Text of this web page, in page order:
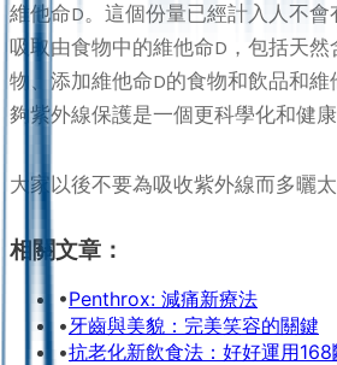
維他命D。這個份量已經計入人不會
吸取由食物中的維他命D，包括天然
物、添加維他命D的食物和飲品和維
夠紫外線保護是一個更科學化和健康
大家以後不要為吸收紫外線而多曬太
相關文章：
•Penthrox: 減痛新療法
• 牙齒與美貌：完美笑容的關鍵
•抗老化新飲食法：好好運用